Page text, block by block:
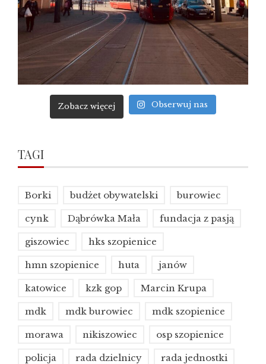
Zobacz więcej Obserwuj nas
TAGI
Borki budżet obywatelski burowiec
cynk Dąbrówka Mała fundacja z pasją
giszowiec hks szopienice
hmn szopienice huta janów
katowice kzk gop Marcin Krupa
mdk mdk burowiec mdk szopienice
morawa nikiszowiec osp szopienice
policja rada dzielnicy rada jednostki